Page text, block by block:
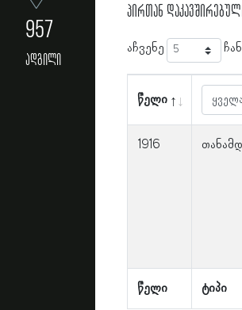
957
ადგილი
პირთან
აჩვენე
წელი
წელი ტიპი
1916